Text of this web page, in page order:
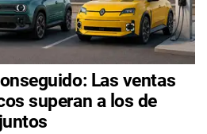
Las ventas
superan a los de